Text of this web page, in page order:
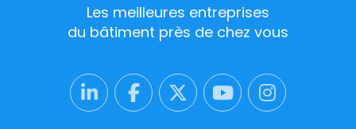
Les meilleures entreprises
du bâtiment près de chez vous